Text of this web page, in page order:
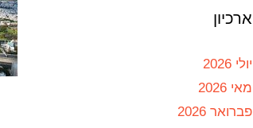
ארכיון
יולי 2026
מאי 2026
פברואר 2026